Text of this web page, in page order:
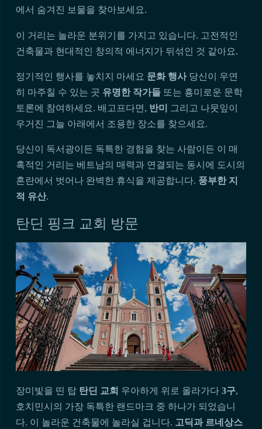
에서 숨겨진 보물을 찾아보세요.
이 거리는 놀라운 분위기를 가지고 있습니다. 고전적인
건축물과 현대적인 창의적 에너지가 뒤섞인 것 같아요.
정기적인 행사를 놓치지 마세요 문화 행사당신이 우연
히 마주칠 수 있는 곳 유명한 작가들 또는 흥미로운 문학
토론에 참여하세요. 배고프다면, 반미
그리고 나뭇잎이
우거진 그늘 아래에서 조용한 장소를 찾으세요.
당신이 독서광이든 독특한 경험을 찾는 사람이든 이 매
혹적인 거리는 베트남의 매력과 연결되는 동시에 도시의
혼란에서 벗어나 완벽한 휴식을 제공합니다. 풍부한 지
적 유산.
탄딘 핑크 교회 방문
장미빛을 띤 탑 탄딘 교회 우아하게 위로 올라가다3구,
호치민시의 가장 독특한 랜드마크 중 하나가 되었습니
다. 이 놀라운 건축물에 놀라실 겁니다. 고딕과 르네상스